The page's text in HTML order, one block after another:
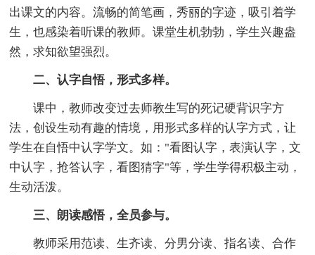
出课文的内容。流畅的简笔画，秀丽的字迹，吸引着学
生，也感染着听课的教师。课堂生机勃勃，学生兴趣盎
然，求知欲望强烈。
二、认字自悟，形式多样。
课中，教师改变过去师教生写的死记硬背识字方
法，创设生动有趣的情境，用形式多样的认字方式，让
学生在自悟中认字学文。如："看图认字，表演认字，文
中认字，抢答认字，看图猜字"等，学生学得积极主动，
生动活泼。
三、朗读感悟，全员参与。
教师采用范读、生齐读、分男分读、指名读、合作